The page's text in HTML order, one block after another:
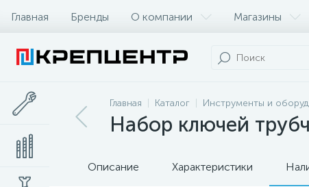
Главная Бренды О компании Магазины
Главная Каталог Инструменты и
Набор ключей
Описание Характеристики